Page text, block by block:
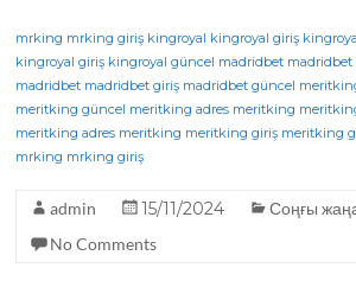
c
e
b
o
o
k
it
te
r
e
g
ra
a
ts
A
p
mrking mrking giriş kingroyal kingroyal giriş
kingroyal giriş kingroyal güncel madridbet madridbet
madridbet madridbet giriş madridbet güncel
meritking güncel meritking adres meritking
meritking adres meritking meritking giriş meritking
mrking mrking giriş
admin 15/11/2024
Соңғы
No Comments